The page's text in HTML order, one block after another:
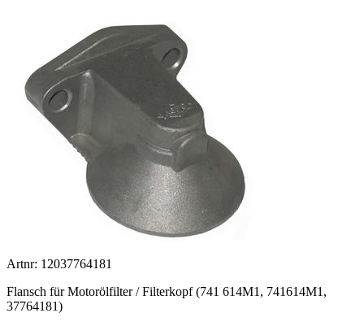
Artnr: 12037764181
Flansch für Motorölfilter / Filterkopf (741 614M1, 741614M1,
37764181)